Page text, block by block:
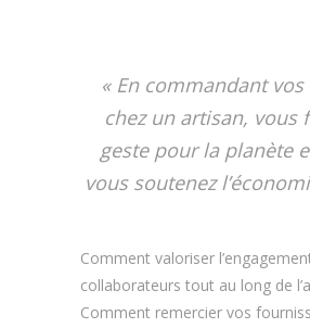
« En commandant vos
chez un artisan, vous
geste pour la planète
vous soutenez
Comment valoriser
collaborateurs tout au long de
Comment remercier vos